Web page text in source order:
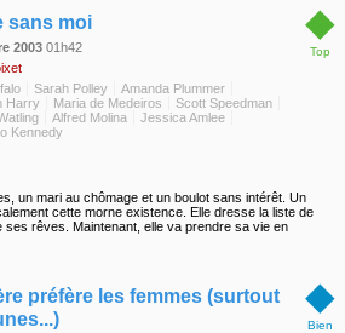
◆
Top
sans moi
2003 01h42
Sarah Polley
Amanda Plummer
Harry
Maria de Medeiros
Scott Speedman
Alfred Molina
Jessica Amlee
Kennedy
un mari au chômage et un boulot sans intérêt. Un
cette morne existence. Elle dresse la liste de
rêves. Maintenant, elle va prendre sa vie en
◆
Bien
préfère les femmes (surtout